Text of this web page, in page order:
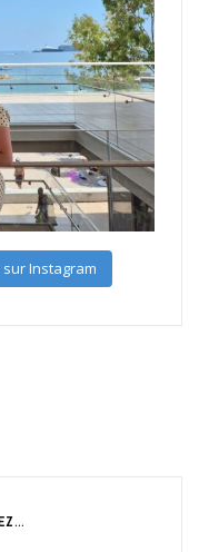
sur Instagram